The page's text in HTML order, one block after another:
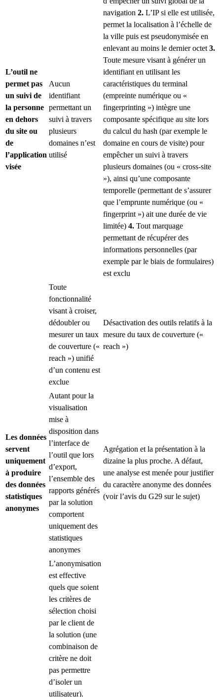
L’outil ne
permet pas
un suivi de
la personne
en dehors
du site ou
de
l’application
visée
Aucun
identifiant
permettant un
suivi à travers
plusieurs
domaines n’est
utilisé
navigation 2. L’IP si elle est utilisée,
permet la localisation à l’échelle de
la ville puis est pseudonymisée en
enlevant au moins le dernier octet 3.
Toute mesure visant à générer un
identifiant en utilisant les
caractéristiques du terminal
(empreinte numérique ou «
fingerprinting ») intègre une
composante spécifique au site lors
du calcul du hash (par exemple le
domaine en cours de visite) pour
empêcher un suivi à travers
plusieurs domaines (ou « cross-site
»), ainsi qu’une composante
temporelle (permettant de s’assurer
que l’emprunte numérique (ou «
fingerprint ») ait une durée de vie
limitée) 4. Tout marquage
permettant de récupérer des
informations personnelles (par
exemple par le biais de formulaires)
est exclu
Toute
fonctionnalité
visant à croiser,
dédoubler ou
mesurer un taux
de couverture («
reach ») unifié
d’un contenu est
exclue
Désactivation des outils relatifs à la
mesure du taux de couverture («
reach »)
Les données
servent
uniquement
à produire
des données
statistiques
anonymes
Autant pour la
visualisation
mise à
disposition dans
l’interface de
l’outil que lors
d’export,
l’ensemble des
rapports générés
par la solution
comportent
uniquement des
statistiques
anonymes
Agrégation et la présentation à la
dizaine la plus proche. A défaut,
une analyse est menée pour justifier
du caractère anonyme des données
(voir l’avis du G29 sur le sujet)
L’anonymisation
est effective
quels que soient
les critères de
sélection choisi
par le client de
la solution (une
combinaison de
critère ne doit
pas permettre
d’isoler un
utilisateur).